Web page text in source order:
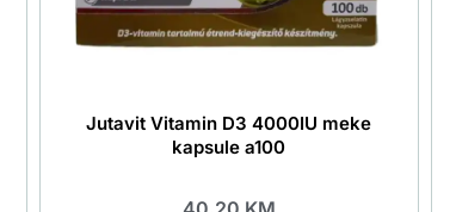
Jutavit Vitamin D3 4000IU meke
kapsule a100